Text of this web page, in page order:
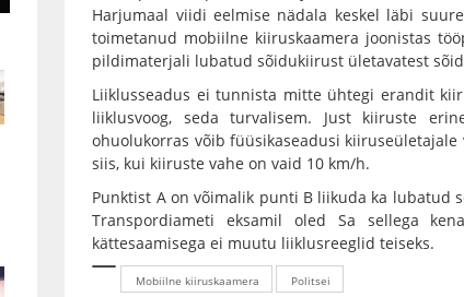
Harjumaal viidi eelmise nädala keskel läbi
toimetanud mobiilne kiiruskaamera joonistas
pildimaterjali lubatud sõidukiirust ületavatest
Liiklusseadus ei tunnista mitte ühtegi erandit
liiklusvoog, seda turvalisem. Just kiiruste
ohuolukorras võib füüsikaseadusi
siis, kui kiiruste vahe on vaid 10 km/h.
Punktist A on võimalik punti B liikuda ka lubatud
Transpordiameti eksamil oled Sa sellega
kättesaamisega ei muutu liiklusreeglid teiseks.
Mobiilne kiiruskaamera Politsei